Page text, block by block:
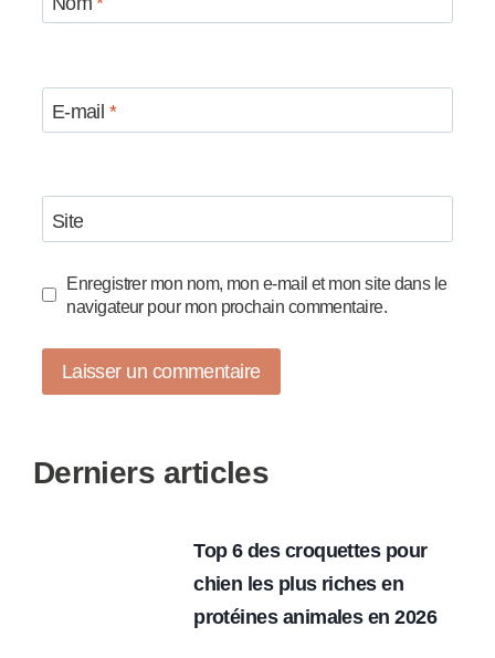
E-mail *
Site
Enregistrer mon nom, mon e-mail et mon site dans le
navigateur pour mon prochain commentaire.
Derniers articles
Top 6 des croquettes pour
chien les plus riches en
protéines animales en 2026